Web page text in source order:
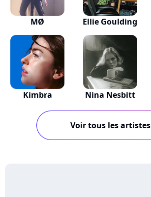
MØ Ellie Goulding
Kimbra Nina Nesbitt
Voir tous les artistes